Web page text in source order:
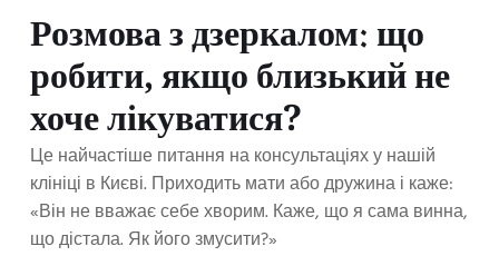
Розмова з дзеркалом: що
робити, якщо близький не
хоче лікуватися?
Це найчастіше питання на консультаціях у нашій
клініці в Києві. Приходить мати або дружина і каже:
«Він не вважає себе хворим. Каже, що я сама винна,
що дістала. Як його змусити?»